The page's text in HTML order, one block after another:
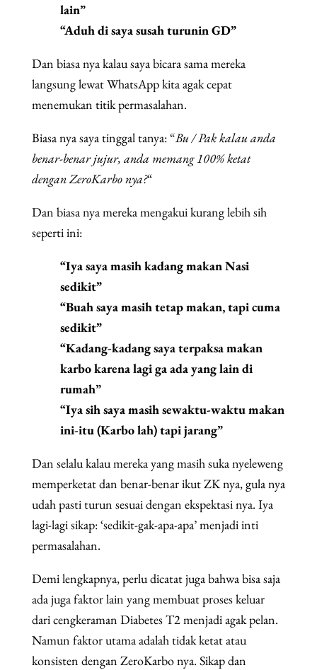
lain”
“Aduh di saya susah turunin GD”
Dan biasa nya kalau saya bicara sama mereka
langsung lewat WhatsApp kita agak cepat
menemukan titik permasalahan.
Biasa nya saya tinggal tanya: “Bu / Pak kalau anda
benar-benar jujur, anda memang 100% ketat
dengan ZeroKarbo nya?“
Dan biasa nya mereka mengakui kurang lebih sih
seperti ini:
“Iya saya masih kadang makan Nasi
sedikit”
“Buah saya masih tetap makan, tapi cuma
sedikit”
“Kadang-kadang saya terpaksa makan
karbo karena lagi ga ada yang lain di
rumah”
“Iya sih saya masih sewaktu-waktu makan
ini-itu (Karbo lah) tapi jarang”
Dan selalu kalau mereka yang masih suka nyeleweng
memperketat dan benar-benar ikut ZK nya, gula nya
udah pasti turun sesuai dengan ekspektasi nya. Iya
lagi-lagi sikap: ‘sedikit-gak-apa-apa’ menjadi inti
permasalahan.
Demi lengkapnya, perlu dicatat juga bahwa bisa saja
ada juga faktor lain yang membuat proses keluar
dari cengkeraman Diabetes T2 menjadi agak pelan.
Namun faktor utama adalah tidak ketat atau
konsisten dengan ZeroKarbo nya. Sikap dan